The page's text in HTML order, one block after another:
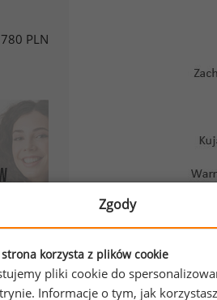
PLN
Zgody
korzysta z plików cookie
pliki cookie do
Informacje o tym, jak